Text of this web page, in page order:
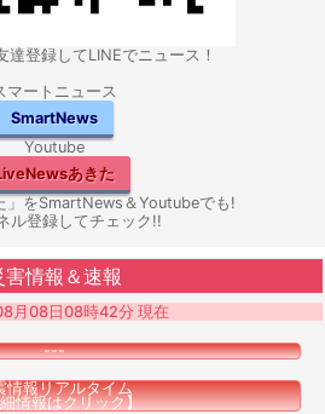
達登録してLINEでニュース！
マートニュース
SmartNews
Youtube
あきた
」をSmartNews＆Youtubeでも!
ル登録してチェック!!
害情報＆速報
月08日08時42分 現在
---
情報リアルタイム
情報はクリック】